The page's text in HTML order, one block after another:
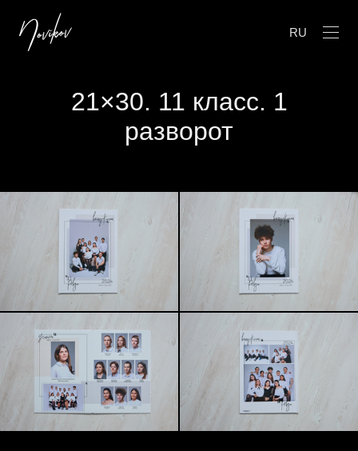
RU
21×30. 11 класс. 1
разворот